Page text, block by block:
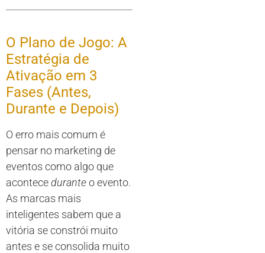
O Plano de Jogo: A
Estratégia de
Ativação em 3
Fases (Antes,
Durante e Depois)
O erro mais comum é
pensar no marketing de
eventos como algo que
aconteceduranteo evento.
As marcas mais
inteligentes sabem que a
vitória se constrói muito
antes e se consolida muito